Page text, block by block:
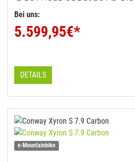
Bei uns:
5.599,95€*
DETAILS
e-Mountainbike